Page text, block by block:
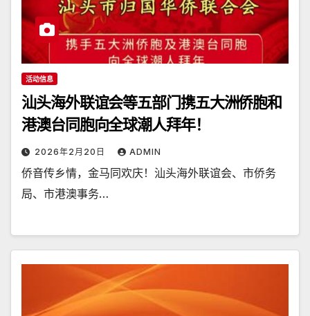
活动信息
汕头海外联谊会等五部门携五大洲侨胞和
港澳台同胞向全球潮人拜年！
2026年2月20日 ADMIN
侨音传乡情，金马同欢庆！汕头海外联谊会、市侨务
局、市港澳事务…